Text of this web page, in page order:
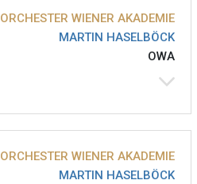
ORCHESTER WIENER AKADEMIE
MARTIN HASELBÖCK
OWA
ORCHESTER WIENER AKADEMIE
MARTIN HASELBÖCK